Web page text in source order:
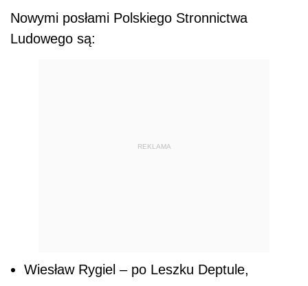
Nowymi posłami Polskiego Stronnictwa
Ludowego są:
REKLAMA
Wiesław Rygiel – po Leszku Deptule,